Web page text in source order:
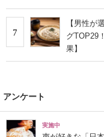
7
【男性が
グTOP29
果】
アンケート
実施中